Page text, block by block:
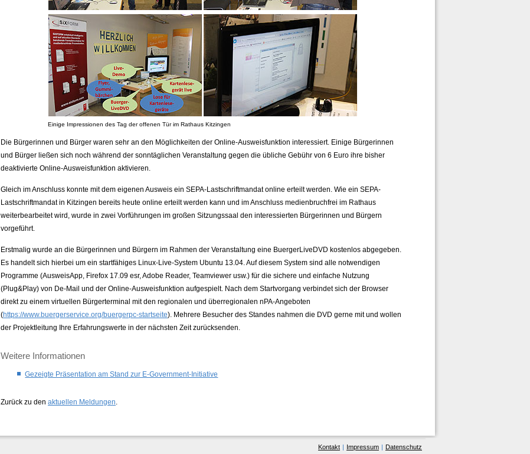
Einige Impressionen des Tag der offenen Tür im Rathaus Kitzingen
Die Bürgerinnen und Bürger waren sehr an den Möglichkeiten der Online-Ausweisfunktion interessiert. Einige Bürgerinnen
und Bürger ließen sich noch während der sonntäglichen Veranstaltung gegen die übliche Gebühr von 6 Euro ihre bisher
deaktivierte Online-Ausweisfunktion aktivieren.
Gleich im Anschluss konnte mit dem eigenen Ausweis ein SEPA-Lastschriftmandat online erteilt werden. Wie ein SEPA-
Lastschriftmandat in Kitzingen bereits heute online erteilt werden kann und im Anschluss medienbruchfrei im Rathaus
weiterbearbeitet wird, wurde in zwei Vorführungen im großen Sitzungssaal den interessierten Bürgerinnen und Bürgern
vorgeführt.
Erstmalig wurde an die Bürgerinnen und Bürgern im Rahmen der Veranstaltung eine BuergerLiveDVD kostenlos abgegeben.
Es handelt sich hierbei um ein startfähiges Linux-Live-System Ubuntu 13.04. Auf diesem System sind alle notwendigen
Programme (AusweisApp, Firefox 17.09 esr, Adobe Reader, Teamviewer usw.) für die sichere und einfache Nutzung
(Plug&Play) von De-Mail und der Online-Ausweisfunktion aufgespielt. Nach dem Startvorgang verbindet sich der Browser
direkt zu einem virtuellen Bürgerterminal mit den regionalen und überregionalen nPA-Angeboten
(https://www.buergerservice.org/buergerpc-startseite). Mehrere Besucher des Standes nahmen die DVD gerne mit und wollen
der Projektleitung Ihre Erfahrungswerte in der nächsten Zeit zurücksenden.
Weitere Informationen
Gezeigte Präsentation am Stand zur E-Government-Initiative
Zurück zu denaktuellen Meldungen.
Kontakt | Impressum | Datenschutz